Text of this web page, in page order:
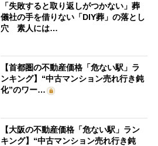
「失敗すると取り返しがつかない」葬
儀社の手を借りない「DIY葬」の落とし
穴 素人には…
【首都圏の不動産価格「危ない駅」ラ
ンキング】“中古マンション売れ行き鈍
化”のワー…
【大阪の不動産価格「危ない駅」ラン
キング】“中古マンション売れ行き鈍